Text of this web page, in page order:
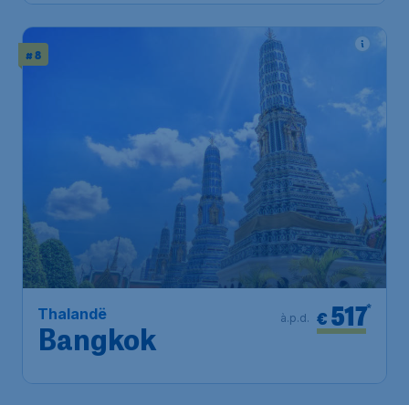
# 8
Thalandë
Bangkok
€ 517*
à.p.d.